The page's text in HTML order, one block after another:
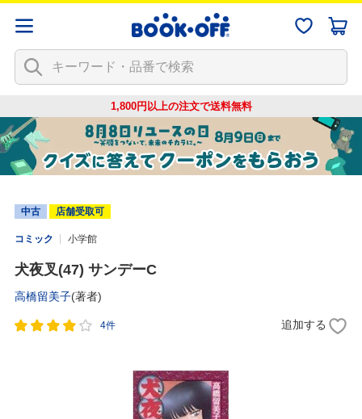
1,800円以上の注文で送料無料
中古 店舗受取可
コミック 小学館
犬夜叉(47) サンデーC
高橋留美子(著者)
4件 追加する